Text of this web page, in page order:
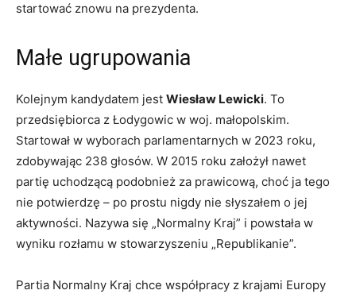
startować znowu na prezydenta.
Małe ugrupowania
Kolejnym kandydatem jest Wiesław Lewicki. To
przedsiębiorca z Łodygowic w woj. małopolskim.
Startował w wyborach parlamentarnych w 2023 roku,
zdobywając 238 głosów. W 2015 roku założył nawet
partię uchodzącą podobnież za prawicową, choć ja tego
nie potwierdzę – po prostu nigdy nie słyszałem o jej
aktywności. Nazywa się „Normalny Kraj” i powstała w
wyniku rozłamu w stowarzyszeniu „Republikanie”.
Partia Normalny Kraj chce współpracy z krajami Europy